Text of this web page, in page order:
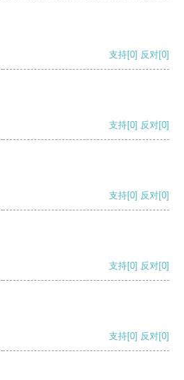
支持[0] 反对[0]
支持[0] 反对[0]
支持[0] 反对[0]
支持[0] 反对[0]
支持[0] 反对[0]